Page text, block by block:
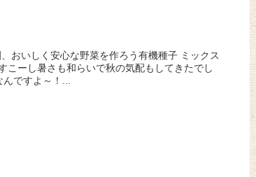
おいしく安心な野菜を作ろう有機種子 ミックス
ーし暑さも和らいで秋の気配もしてきたでし
んですよ～！...